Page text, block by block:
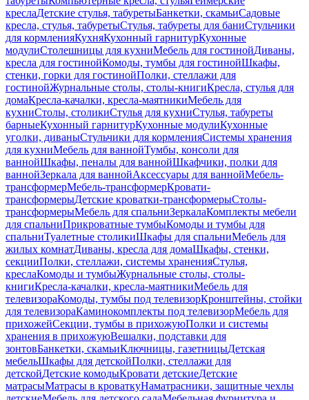
креслаДетские стулья, табуретыБанкетки, скамьиСадовые
кресла, стулья, табуретыСтулья, табуреты для баниСтульчики
для кормленияКухняКухонный гарнитурКухонные
модулиСтолешницы для кухниМебель для гостинойДиваны,
кресла для гостинойКомоды, тумбы для гостинойШкафы,
стенки, горки для гостинойПолки, стеллажи для
гостинойЖурнальные столы, столы-книгиКресла, стулья для
домаКресла-качалки, кресла-маятникиМебель для
кухниСтолы, столикиСтулья для кухниСтулья, табуреты
барныеКухонный гарнитурКухонные модулиКухонные
уголки, диваныСтульчики для кормленияСистемы хранения
для кухниМебель для ваннойТумбы, консоли для
ваннойШкафы, пеналы для ваннойШкафчики, полки для
ваннойЗеркала для ваннойАксессуары для ваннойМебель-
трансформерМебель-трансформерКровати-
трансформерыДетские кроватки-трансформерыСтолы-
трансформерыМебель для спальниЗеркалаКомплекты мебели
для спальниПрикроватные тумбыКомоды и тумбы для
спальниТуалетные столикиШкафы для спальниМебель для
жилых комнатДиваны, кресла для домаШкафы, стенки,
секцииПолки, стеллажи, системы храненияСтулья,
креслаКомоды и тумбыЖурнальные столы, столы-
книгиКресла-качалки, кресла-маятникиМебель для
телевизораКомоды, тумбы под телевизорКронштейны, стойки
для телевизораКаминокомплекты под телевизорМебель для
прихожейСекции, тумбы в прихожуюПолки и системы
хранения в прихожуюВешалки, подставки для
зонтовБанкетки, скамьиКлючницы, газетницыДетская
мебельШкафы для детскойПолки, стеллажи для
детскойДетские комодыКровати детскиеДетские
матрасыМатрасы в кроваткуНаматрасники, защитные чехлы